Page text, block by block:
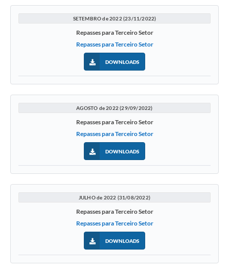
SETEMBRO de 2022 (23/11/2022)
Repasses para Terceiro Setor
Repasses para Terceiro Setor
DOWNLOADS
AGOSTO de 2022 (29/09/2022)
Repasses para Terceiro Setor
Repasses para Terceiro Setor
DOWNLOADS
JULHO de 2022 (31/08/2022)
Repasses para Terceiro Setor
Repasses para Terceiro Setor
DOWNLOADS